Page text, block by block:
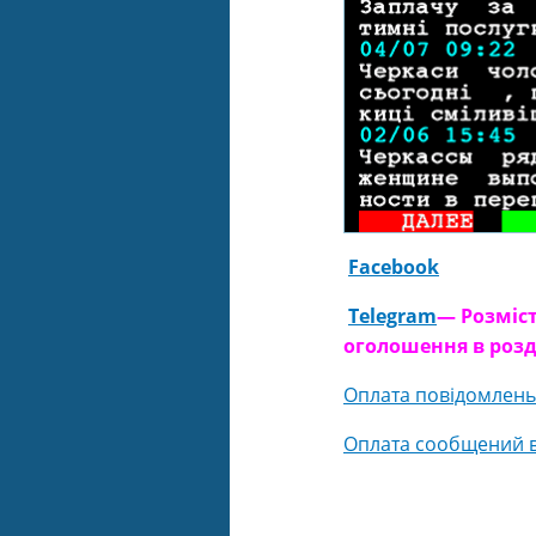
Facebook
Telegram—
оголошення в
Оплата повідомлень
Оплата сообщений